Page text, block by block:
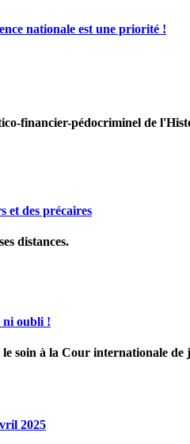
nationale est une priorité !
financier-pédocriminel de
et des précaires
distances.
ni oubli !
le soin à la Cour internationale
2025